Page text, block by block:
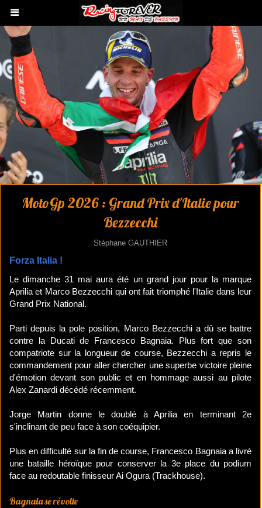
MotoGp 2026 : Grand Prix d'Italie pour
Bezzecchi
Stéphane GAUTHIER
Forza Italia !
Le dimanche 31 mai aura été un grand jour pour la marque
Aprilia et Marco Bezzecchi qui ont fait triomphé l'Italie dans leur
Grand Prix National.
Parti depuis la pole position, Marco Bezzecchi a dû se battre
contre la Ducati de Francesco Bagnaia. Plus fort que son
compatriote sur la longueur de course, Bezzecchi a repris le
commandement pour aller chercher une superbe victoire pleine
d'émotion devant son public et en hommage aussi au pilote
Alex Zanardi décédé récemment.
Jorge Martin donne le doublé à Aprilia en terminant 2e
s'inclinant de peu face à son coéquipier.
Plus en difficulté sur la fin de course, Francesco Bagnaia a livré
une bataille héroïque pour conserver la 3e place du podium
face au redoutable finisseur Ai Ogura (Trackhouse).
Bagnaia se révolte